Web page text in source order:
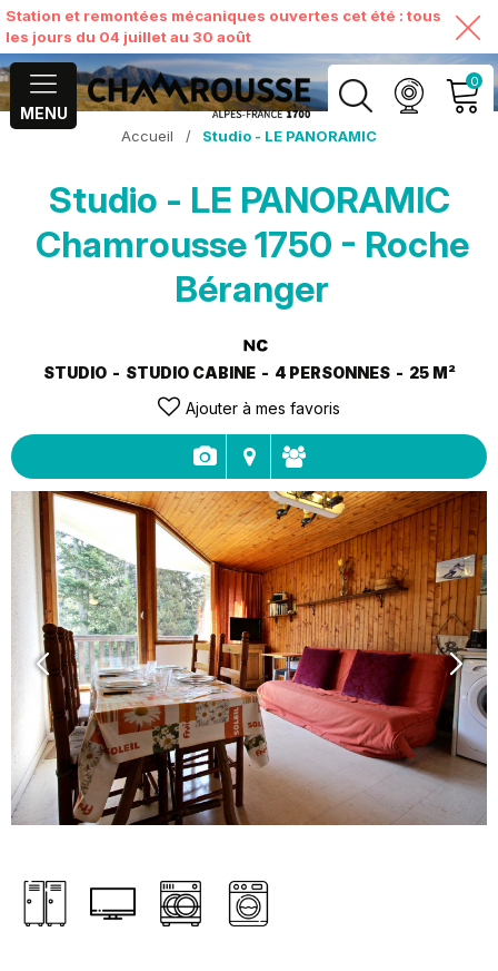
Station et remontées mécaniques ouvertes cet été : tous
les jours du 04 juillet au 30 août
MENU
0
MON COMPTE
VOIR MON PANIER
Accueil / Studio - LE PANORAMIC
Studio - LE PANORAMIC
Chamrousse 1750 - Roche
Béranger
STUDIO STUDIO CABINE 4 PERSONNES 25 M²
Ajouter à mes favoris